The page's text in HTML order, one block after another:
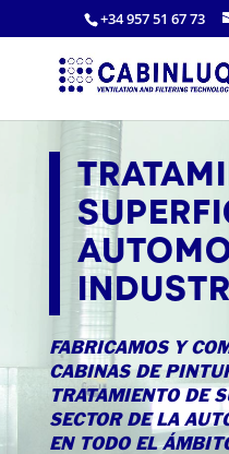
+34 957 51 67 73
FABRICAMOS Y
CABINAS DE
TRATAMIENTO DE
SECTOR DE LA
EN TODO EL